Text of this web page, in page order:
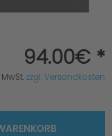
94.00€ *
zzgl. Versandkosten